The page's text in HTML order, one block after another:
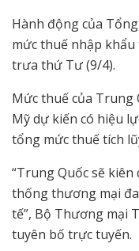
Hành động của
mức thuế nhập khẩu
trưa thứ Tư (9/4).
Mức thuế của Trung
Mỹ dự kiến ​​có hiệu
tổng mức thuế tích
“Trung Quốc sẽ
thống thương mại
tế”, Bộ Thương mại
tuyên bố trực tuyến.